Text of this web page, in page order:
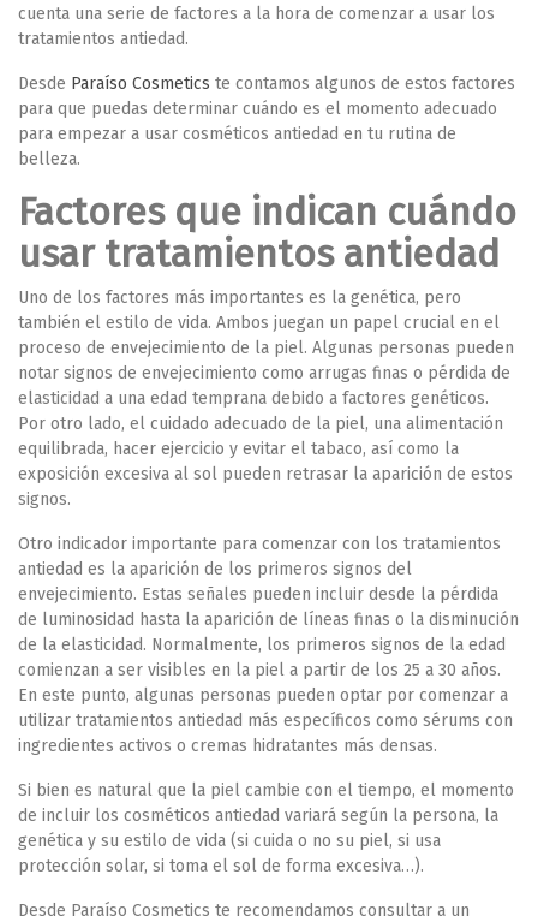
cuenta una serie de factores a la hora de comenzar a usar los
tratamientos antiedad.
Desde Paraíso Cosmetics te contamos algunos de estos factores
para que puedas determinar cuándo es el momento adecuado
para empezar a usar cosméticos antiedad en tu rutina de
belleza.
Factores que indican cuándo
usar tratamientos antiedad
Uno de los factores más importantes es la genética, pero
también el estilo de vida. Ambos juegan un papel crucial en el
proceso de envejecimiento de la piel. Algunas personas pueden
notar signos de envejecimiento como arrugas finas o pérdida de
elasticidad a una edad temprana debido a factores genéticos.
Por otro lado, el cuidado adecuado de la piel, una alimentación
equilibrada, hacer ejercicio y evitar el tabaco, así como la
exposición excesiva al sol pueden retrasar la aparición de estos
signos.
Otro indicador importante para comenzar con los tratamientos
antiedad es la aparición de los primeros signos del
envejecimiento. Estas señales pueden incluir desde la pérdida
de luminosidad hasta la aparición de líneas finas o la disminución
de la elasticidad. Normalmente, los primeros signos de la edad
comienzan a ser visibles en la piel a partir de los 25 a 30 años.
En este punto, algunas personas pueden optar por comenzar a
utilizar tratamientos antiedad más específicos como sérums con
ingredientes activos o cremas hidratantes más densas.
Si bien es natural que la piel cambie con el tiempo, el momento
de incluir los cosméticos antiedad variará según la persona, la
genética y su estilo de vida (si cuida o no su piel, si usa
protección solar, si toma el sol de forma excesiva…).
Desde Paraíso Cosmetics te recomendamos consultar a un